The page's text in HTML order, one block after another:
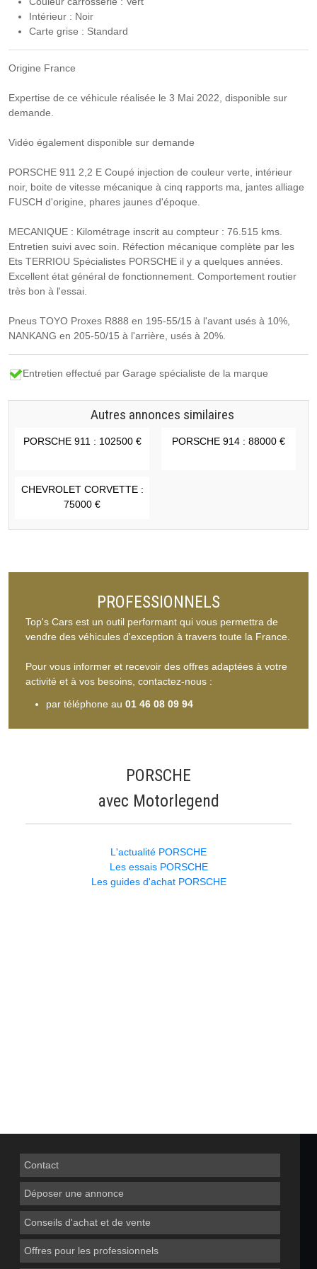
Intérieur : Noir
Carte grise : Standard
Origine France
Expertise de ce véhicule réalisée le 3 Mai 2022, disponible sur
demande.
Vidéo également disponible sur demande
PORSCHE 911 2,2 E Coupé injection de couleur verte, intérieur
noir, boite de vitesse mécanique à cinq rapports ma, jantes alliage
FUSCH d'origine, phares jaunes d'époque.
MECANIQUE : Kilométrage inscrit au compteur : 76.515 kms.
Entretien suivi avec soin. Réfection mécanique complète par les
Ets TERRIOU Spécialistes PORSCHE il y a quelques années.
Excellent état général de fonctionnement. Comportement routier
très bon à l'essai.
Pneus TOYO Proxes R888 en 195-55/15 à l'avant usés à 10%,
NANKANG en 205-50/15 à l'arrière, usés à 20%.
Entretien effectué par Garage spécialiste de la marque
Autres annonces similaires
PORSCHE 911 : 102500 € PORSCHE 914 : 88000 €
CHEVROLET CORVETTE :
75000 €
PROFESSIONNELS
Top's Cars est un outil performant qui vous permettra de
vendre des véhicules d'exception à travers toute la France.
Pour vous informer et recevoir des offres adaptées à votre
activité et à vos besoins, contactez-nous :
par téléphone au 01 46 08 09 94
PORSCHE
avec Motorlegend
L'actualité PORSCHE
Les essais PORSCHE
Les guides d'achat PORSCHE
Contact
Déposer une annonce
Conseils d'achat et de vente
Offres pour les professionnels